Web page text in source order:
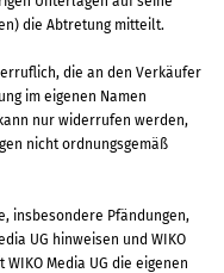
die Abtretung mitteilt.
die an den Verkäufer
im eigenen Namen
nur widerrufen werden,
nicht ordnungsgemäß
insbesondere Pfändungen,
UG hinweisen und WIKO
Media UG die eigenen